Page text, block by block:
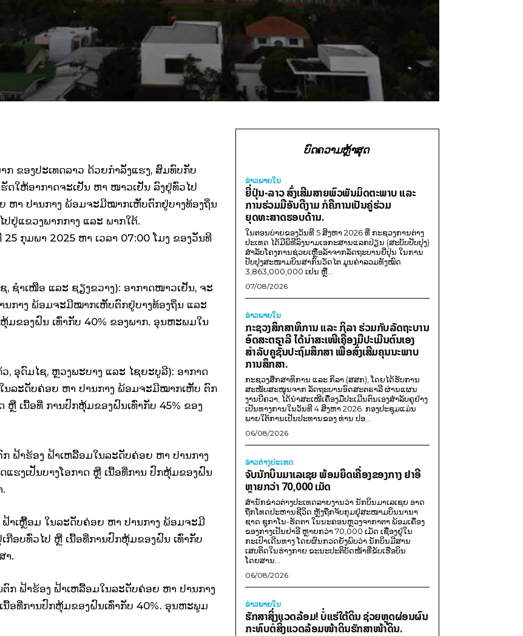
ຂອງປະເທດລາວ ດ້ວຍກໍາລັງແຮງ, ສົມທົບກັບ
ດໃຫ້ອາກາດຈະເຢັນ ຫາ ໜາວເຢັນ ລົງຢູ່ທົ່ວໄປ
ຫາ ປານກາງ ພ້ອມຈະມີໝາກເຫັບຕົກຢູ່ບາງທ້ອງຖິ່ນ
ຢູ່ແຂວງພາກກາງ ແລະ ພາກໃຕ້.
ກຸມພາ 2025 ຫາ ເວລາ 07:00 ໂມງ ຂອງວັນທີ
, ຊໍາເໜືອ ແລະ ຊຽງຂວາງ): ອາກາດໜາວເຢັນ, ຈະ
ກາງ ພ້ອມຈະມີໝາກເຫັບຕົກຢູ່ບາງທ້ອງຖິ່ນ ແລະ
ມຂອງຝົນ ເທົ່າກັບ 40% ຂອງພາກ. ອຸນຫະພມໃນ
, ອຸດົມໄຊ, ຫຼວງພະບາງ ແລະ ໄຊຍະບູລີ): ອາກາດ
ນລະດັບຄ່ອຍ ຫາ ປານກາງ ພ້ອມຈະມີໝາກເຫັບ ຕົກ
ຫຼື ເນື້ອທີ່ ການປົກຫຸ້ມຂອງຝົນເທົ່າກັບ 45% ຂອງ
ຟ້າຮ້ອງ ຟ້າເຫລື້ອມໃນລະດັບຄ່ອຍ ຫາ ປານກາງ
ຮງເປັນບາງໂອກາດ ຫຼື ເນື້ອທີ່ການ ປົກຫຸ້ມຂອງຝົນ
າເຫຼື້ອມ ໃນລະດັບຄ່ອຍ ຫາ ປານກາງ ພ້ອມຈະມີ
ອບທົ່ວໄປ ຫຼື ເນື້ອທີ່ການປົກຫຸ້ມຂອງຝົນ ເທົ່າກັບ
າ.
ກ ຟ້າຮ້ອງ ຟ້າເຫລື້ອມໃນລະດັບຄ່ອຍ ຫາ ປານກາງ
ນື້ອທີ່ການປົກຫຸ້ມຂອງຝົນເທົ່າກັບ 40%. ອຸນຫະພູມ
ບົດຄວາມຫຼ້າສຸດ
ຂ່າວພາຍ​ໃນ
ຍີ່ປຸ່ນ-ລາວ ສົ່ງເສີມສາຍພົວພັນມິດຕະພາບ ແລະ
ການຮ່ວມມືອັນດີງາມ ກໍຄືການເປັນຄູ່ຮ່ວມ
ຍຸດທະສາດຮອບດ້ານ.
ໃນຕອນບ່າຍຂອງວັນທີ 5 ສິງຫາ 2026 ທີ່ ກະຊວງການຕ່າງ
ປະເທດ ໄດ້ມີພິທີລົງນາມເອກະສານແລກປ່ຽນ (ສະບັບປັບປຸງ)
ສໍາລັບໂຄງການຊ່ວຍເຫຼືອລ້າຈາກລັດຖະບານຍີ່ປຸ່ນ ໃນການ
ປັບປຸງສະໜາມບິນສາກົນວັດໄຕ ມູນຄ່າລວມທັງໝົດ
3,863,000,000 ເຢນ ຫຼື...
07/08/2026
ຂ່າວພາຍ​ໃນ
ກະຊວງສຶກສາທິການ ແລະ ກິລາ ຮ່ວມກັບລັດຖະບານ
ອົດສະຕຣາລີ ໄດ້ນຳສະເໜີເຄື່ອງມືປະເມີນຕົນເອງ
ສຳລັບຄູຊັ້ນປະຖົມສຶກສາ ເພື່ອສົ່ງເສີມຄຸນນະພາບ
ການສຶກສາ.
ກະຊວງສຶກສາທິການ ແລະ ກິລາ (ສສກ), ໂດຍໄດ້ຮັບການ
ສະໜັບສະໜູນຈາກ ລັດຖະບານອົດສະຕຣາລີ ຜ່ານແຜນ
ງານບີຄວາ, ໄດ້ນຳສະເໜີເຄື່ອງມືປະເມີນຕົນເອງສຳລັບຄູຢ່າງ
ເປັນທາງການໃນວັນທີ 4 ສິງຫາ 2026. ກອງປະຊຸມແມ່ນ
ພາຍໃຕ້ການເປັນປະທານຂອງ ທ່ານ ປອ...
06/08/2026
ຂ່າວຕ່າງປະເທດ
ຈັບນັກບິນມາເລເຊຍ ພ້ອມຍຶດເຄື່ອງຂອງກາງ ຢາອີ
ຫຼາຍກວ່າ 70,000 ເມັດ
ສຳນັກຂ່າວຕ່າງປະເທດລາຍງານວ່າ ນັກບິນມາເລເຊຍ ອາດ
ຖືກໂທດປະຫານຊີວິດ ຫຼັງຖືກຈັບກຸມຢູ່ສະໜາມບິນນານາ
ຊາດ ຊູກາໂນ-ຮັດຕາ ໃນນະຄອນຫຼວງຈາກາຕາ ພ້ອມເຄື່ອງ
ຂອງກາງເປັນຢາອີ ຫຼາຍກວ່າ 70,000 ເມັດ ເຊື່ອງຢູ່ໃນ
ກະເປົາເດີນທາງ ໂດຍຜົນກວດຍັງພົບວ່າ ນັກບິນມີສານ
ເສບຕິດໃນຮ່າງກາຍ ຂະນະປະຕິບັດໜ້າທີ່ຂັບເຮືອບິນ
ໂດຍສານ...
06/08/2026
ຂ່າວພາຍ​ໃນ
ຮັກສາສິ່ງແວດລ້ອມ! ບໍ່ແຮ່ໃຕ້ດິນ ຊ່ວຍຫຼຸດຜ່ອນຜົນ
ກະທົບຕໍ່ສິ່ງແວດລ້ອມໜ້າດິນຮັກສາໜ້າດິນ.